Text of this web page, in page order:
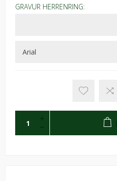
GRAVUR HERRENRING: